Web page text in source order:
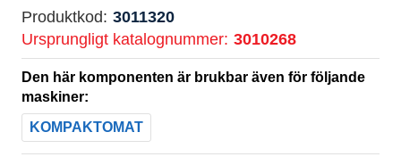
Mina
maskiner
För
nedladdning
Produktkod: 3011320
Ursprungligt katalognummer: 3010268
Den här komponenten är brukbar även för följande
maskiner:
KOMPAKTOMAT